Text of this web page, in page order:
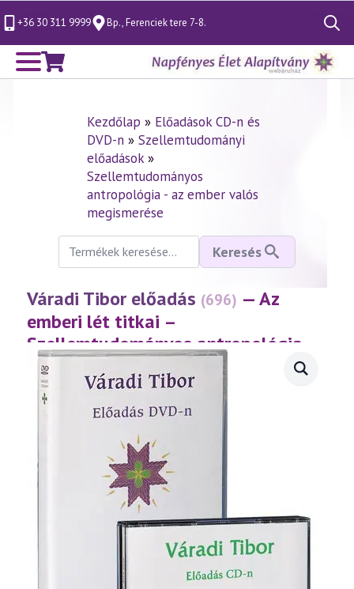
+36 30 311 9999 Bp., Ferenciek tere 7-8.
Search
for:
Kezdőlap » Előadások CD-n és
DVD-n» Szellemtudományi
előadások»
Szellemtudományos
antropológia - az ember valós
megismerése
Keresés
következőre:
Keresés
Váradi Tibor előadás (696) — Az
emberi lét titkai –
Szellemtudományos antropológia
(2015.02.27.)